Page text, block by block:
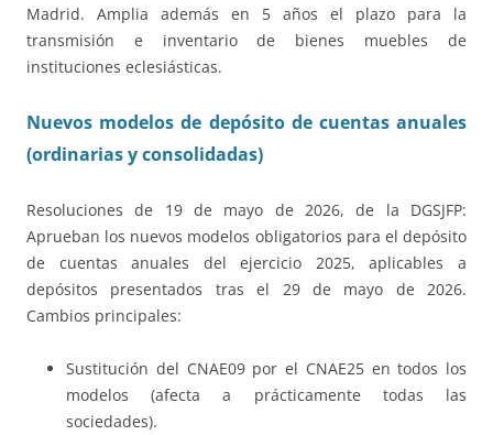
Madrid. Amplia además en 5 años el plazo para la
transmisión e inventario de bienes muebles de
instituciones eclesiásticas.
Nuevos modelos de depósito de cuentas anuales
(ordinarias y consolidadas)
Resoluciones de 19 de mayo de 2026, de la DGSJFP:
Aprueban los nuevos modelos obligatorios para el depósito
de cuentas anuales del ejercicio 2025, aplicables a
depósitos presentados tras el 29 de mayo de 2026.
Cambios principales:
Sustitución del CNAE09 por el CNAE25 en todos los
modelos (afecta a prácticamente todas las
sociedades).